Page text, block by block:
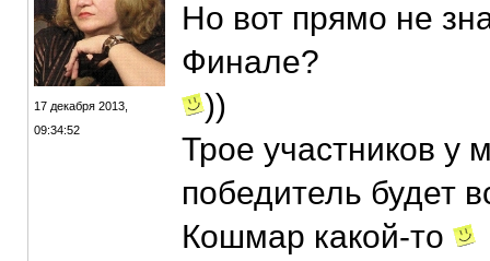
17 декабря 2013,
09:34:52
Но вот прямо не
Финале?
))
Трое участников у
победитель будет
Кошмар какой-то